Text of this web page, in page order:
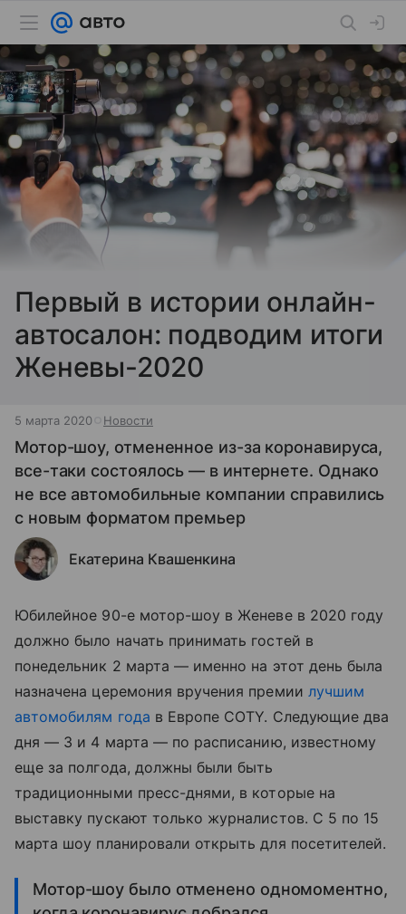
Первый в истории онлайн-
автосалон: подводим итоги
Женевы-2020
5 марта 2020 Новости
Мотор-шоу, отмененное из-за коронавируса,
все-таки состоялось — в интернете. Однако
не все автомобильные компании справились
с новым форматом премьер
Екатерина Квашенкина
Юбилейное 90-е мотор-шоу в Женеве в 2020 году
должно было начать принимать гостей в
понедельник 2 марта — именно на этот день была
назначена церемония вручения премии лучшим
автомобилям года в Европе COTY. Следующие два
дня — 3 и 4 марта — по расписанию, известному
еще за полгода, должны были быть
традиционными пресс-днями, в которые на
выставку пускают только журналистов. С 5 по 15
марта шоу планировали открыть для посетителей.
Мотор-шоу было отменено одномоментно,